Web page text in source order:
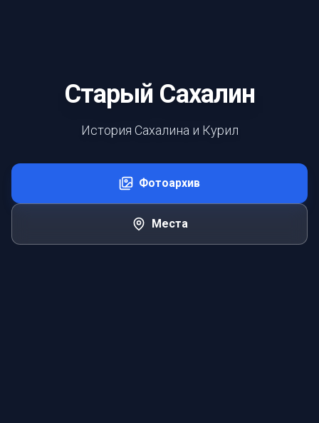
Старый Сахалин
История Сахалина и Курил
Фотоархив
Места